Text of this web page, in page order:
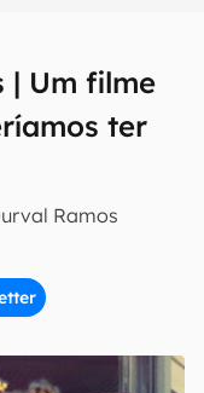
| Um filme
ter
Ramos
em primeira
os Termos de